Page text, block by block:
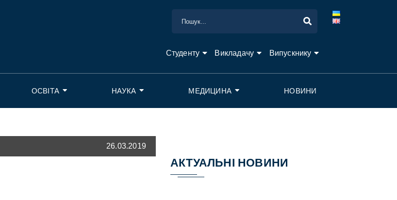
Студенту Викладачу Випускнику
ОСВІТА НАУКА МЕДИЦИНА НОВИНИ
26.03.2019
АКТУАЛЬНІ НОВИНИ